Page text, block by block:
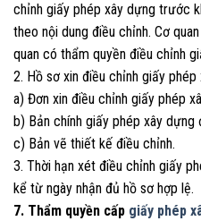
chỉnh giấy phép xây dựng trước
theo nội dung điều chỉnh. Cơ
quan có thẩm quyền điều chỉnh
2. Hồ sơ xin điều chỉnh giấy
a) Đơn xin điều chỉnh giấy phép
b) Bản chính giấy phép xây
c) Bản vẽ thiết kế điều chỉnh.
3. Thời hạn xét điều chỉnh giấy
kể từ ngày nhận đủ hồ sơ hợp lệ.
7. Thẩm quyền cấp giấy phép